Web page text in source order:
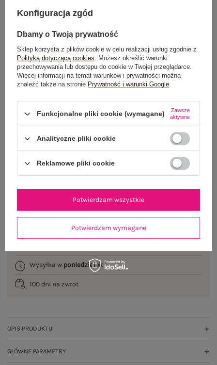
One size
od 7,99 zł
Wysyłka w poniedziałek
100 dni na zwrot
OPIS PRODUKTU
GŁÓWNE PARAMETRY
Konfiguracja zgód
Dbamy o Twoją prywatność
Sklep korzysta z plików cookie w celu realizacji usług zgodnie z
Polityką dotyczącą cookies. Możesz określić warunki
przechowywania lub dostępu do cookie w Twojej przeglądarce.
Więcej informacji na temat warunków i prywatności można
znaleźć także na stronie Prywatność i warunki Google.
Funkcjonalne pliki cookie (wymagane)
Zawsze
aktywne
Analityczne pliki cookie
Reklamowe pliki cookie
Potwierdzam wymagane
Potwierdzam wszystkie